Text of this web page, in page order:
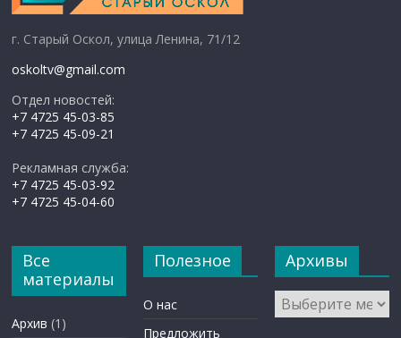
г. Старый Оскол, улица Ленина, 71/12
oskoltv@gmail.com
Отдел новостей:
+7 4725 45-03-85
+7 4725 45-09-21
Рекламная служба:
+7 4725 45-03-92
+7 4725 45-04-60
Все
материалы
Архив (1)
Полезное
О нас
Предложить
Архивы
Архивы